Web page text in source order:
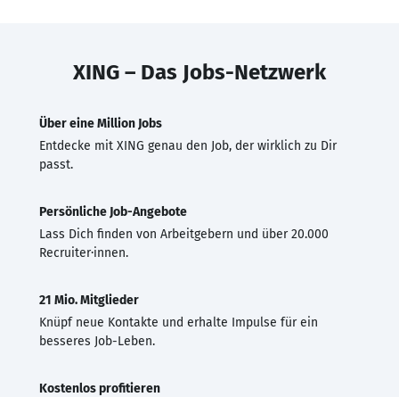
XING – Das Jobs-Netzwerk
Über eine Million Jobs
Entdecke mit XING genau den Job, der wirklich zu Dir
passt.
Persönliche Job-Angebote
Lass Dich finden von Arbeitgebern und über 20.000
Recruiter·innen.
21 Mio. Mitglieder
Knüpf neue Kontakte und erhalte Impulse für ein
besseres Job-Leben.
Kostenlos profitieren